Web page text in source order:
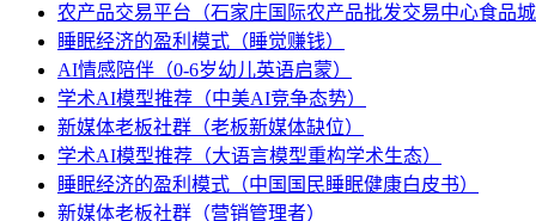
农产品交易平台（石家庄国际农产品批发交易中心食品
睡眠经济的盈利模式（睡觉赚钱）
AI情感陪伴（0-6岁幼儿英语启蒙）
学术AI模型推荐（中美AI竞争态势）
新媒体老板社群（老板新媒体缺位）
学术AI模型推荐（大语言模型重构学术生态）
睡眠经济的盈利模式（中国国民睡眠健康白皮书）
新媒体老板社群（营销管理者）